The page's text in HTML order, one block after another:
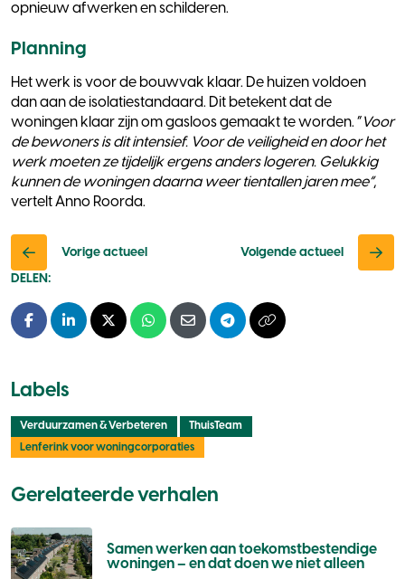
opnieuw afwerken en schilderen.
Planning
Het werk is voor de bouwvak klaar. De huizen voldoen
dan aan de isolatiestandaard. Dit betekent dat de
woningen klaar zijn om gasloos gemaakt te worden. “Voor
de bewoners is dit intensief. Voor de veiligheid en door het
werk moeten ze tijdelijk ergens anders logeren. Gelukkig
kunnen de woningen daarna weer tientallen jaren mee”,
vertelt Anno Roorda.
Vorige actueel
Volgende actueel
DELEN:
Facebook
LinkedInX - TwitterWhatsapp
E-mailTelegramKopieer naar
Labels
Verduurzamen & Verbeteren
ThuisTeam
Lenferink voor woningcorporaties
Gerelateerde verhalen
Samen werken aan toekomstbestendige
woningen – en dat doen we niet alleen